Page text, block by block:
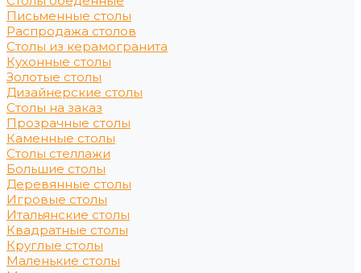
Письменные столы
Распродажа столов
Столы из керамогранита
Кухонные столы
Золотые столы
Дизайнерские столы
Столы на заказ
Прозрачные столы
Каменные столы
Столы стеллажи
Большие столы
Деревянные столы
Игровые столы
Итальянские столы
Квадратные столы
Круглые столы
Маленькие столы